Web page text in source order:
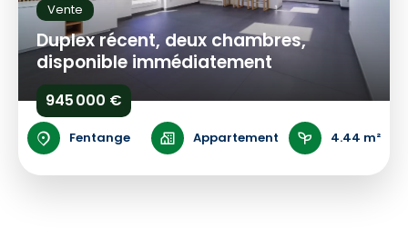
Vente
Duplex récent, deux chambres,
disponible immédiatement
945 000 €
Fentange Appartement 4.44 m²